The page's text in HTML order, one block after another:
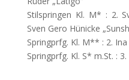
Stilspringen Kl. M* : 2.
Sven Gero Hünicke
Springprfg. Kl. M** : 2. Ina
Springprfg. Kl. S* m.St. :